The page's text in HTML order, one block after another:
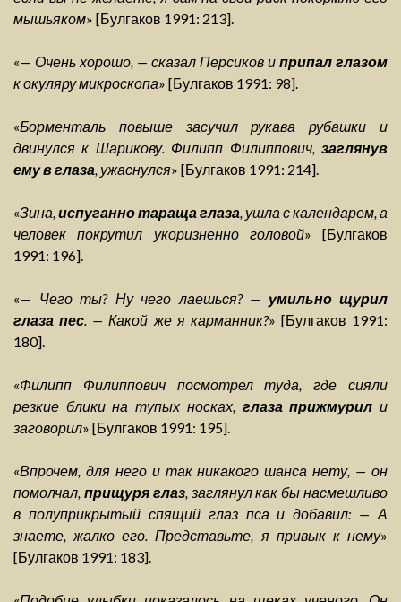
мышьяком» [Булгаков 1991: 213].
«— Очень хорошо, — сказал Персиков и припал глазом
к окуляру микроскопа» [Булгаков 1991: 98].
«Борменталь повыше засучил рукава рубашки и
двинулся к Шарикову. Филипп Филиппович, заглянув
ему в глаза, ужаснулся» [Булгаков 1991: 214].
«Зина,испуганно тараща глаза, ушла с календарем, а
человек покрутил укоризненно головой» [Булгаков
1991: 196].
«— Чего ты? Ну чего лаешься? — умильно щурил
глаза пес. — Какой же я карманник?» [Булгаков 1991:
180].
«Филипп Филиппович посмотрел туда, где сияли
резкие блики на тупых носках, глаза прижмурил и
заговорил» [Булгаков 1991: 195].
«Впрочем, для него и так никакого шанса нету, — он
помолчал, прищуря глаз, заглянул как бы насмешливо
в полуприкрытый спящий глаз пса и добавил: — А
знаете, жалко его. Представьте, я привык к нему»
[Булгаков 1991: 183].